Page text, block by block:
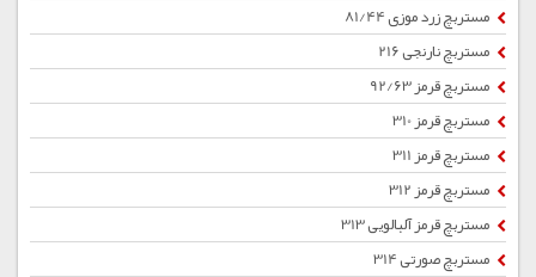
مستربچ زرد موزی 81/44
مستربچ نارنجی 216
مستربچ قرمز 92/63
مستربچ قرمز 310
مستربچ قرمز 311
مستربچ قرمز 312
مستربچ قرمز آلبالویی 313
مستربچ صورتی 314